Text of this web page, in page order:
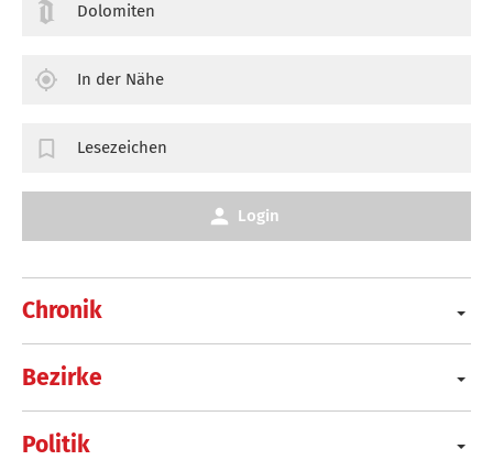
Chronik
Bezirke
Politik
Dolomiten
In der Nähe
Lesezeichen
Login